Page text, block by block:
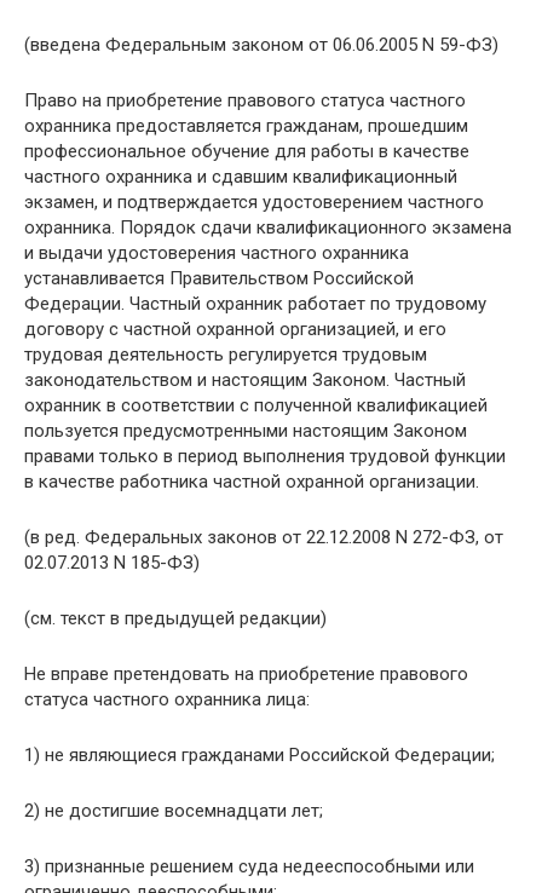
(введена Федеральным законом от 06.06.2005 N 59-ФЗ)
Право на приобретение правового статуса частного
охранника предоставляется гражданам, прошедшим
профессиональное обучение для работы в качестве
частного охранника и сдавшим квалификационный
экзамен, и подтверждается удостоверением частного
охранника. Порядок сдачи квалификационного экзамена
и выдачи удостоверения частного охранника
устанавливается Правительством Российской
Федерации. Частный охранник работает по трудовому
договору с частной охранной организацией, и его
трудовая деятельность регулируется трудовым
законодательством и настоящим Законом. Частный
охранник в соответствии с полученной квалификацией
пользуется предусмотренными настоящим Законом
правами только в период выполнения трудовой функции
в качестве работника частной охранной организации.
(в ред. Федеральных законов от 22.12.2008 N 272-ФЗ, от
02.07.2013 N 185-ФЗ)
(см. текст в предыдущей редакции)
Не вправе претендовать на приобретение правового
статуса частного охранника лица:
1) не являющиеся гражданами Российской Федерации;
2) не достигшие восемнадцати лет;
3) признанные решением суда недееспособными или